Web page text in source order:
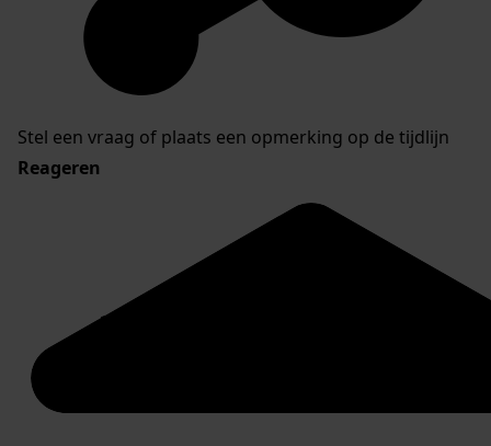
Stel een vraag of plaats een opmerking op de tijdlijn
Reageren